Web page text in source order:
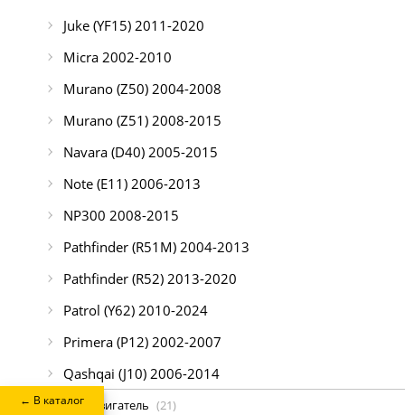
← В каталог
Juke (YF15) 2011-2020
Micra 2002-2010
Murano (Z50) 2004-2008
Murano (Z51) 2008-2015
Navara (D40) 2005-2015
Note (E11) 2006-2013
NP300 2008-2015
Pathfinder (R51M) 2004-2013
Pathfinder (R52) 2013-2020
Patrol (Y62) 2010-2024
Primera (P12) 2002-2007
Qashqai (J10) 2006-2014
Двигатель (21)